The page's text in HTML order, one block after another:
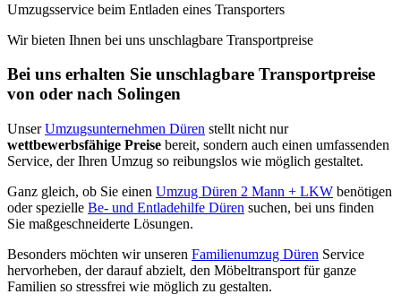
Umzugsservice beim Entladen eines Transporters
Wir bieten Ihnen bei uns unschlagbare Transportpreise
Bei uns erhalten Sie unschlagbare Transportpreise
von oder nach Solingen
UnserUmzugsunternehmen Düren stellt nicht nur
wettbewerbsfähige Preise bereit, sondern auch einen umfassenden
Service, der Ihren Umzug so reibungslos wie möglich gestaltet.
Ganz gleich, ob Sie einen Umzug Düren 2 Mann + LKW benötigen
oder spezielle Be- und Entladehilfe Düren suchen, bei uns finden
Sie maßgeschneiderte Lösungen.
Besonders möchten wir unseren Familienumzug Düren Service
hervorheben, der darauf abzielt, den Möbeltransport für ganze
Familien so stressfrei wie möglich zu gestalten.